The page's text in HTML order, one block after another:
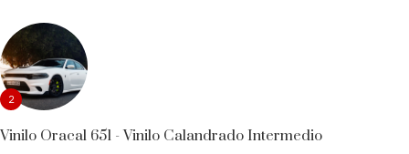
2
Vinilo Oracal 651 - Vinilo Calandrado Intermedio